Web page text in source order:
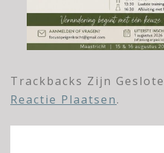
Trackbacks Zijn
Reactie Plaatsen.